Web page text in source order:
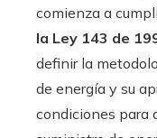
comienza a
la Ley 143 de
definir la
de energía y su
condiciones para